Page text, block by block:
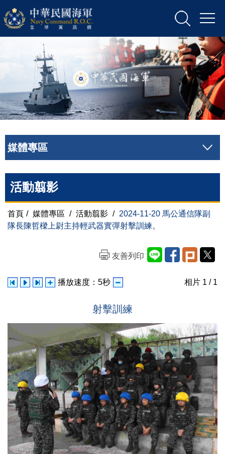
媒體專區
活動翦影
首頁 / 媒體專區 / 活動翦影 / 2024-11-20 馬公通信隊副
隊長陳哲樑上尉主持輕武器實彈射擊訓練。
友善列印
播放速度： 5秒 相片 1 / 1
射擊訓練